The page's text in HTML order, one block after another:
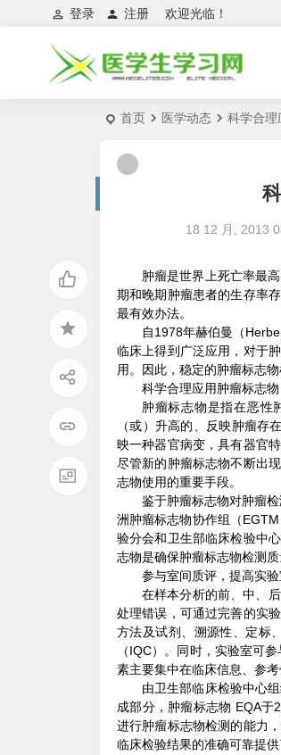
欢迎光临！
登录 注册
首页 医学动态 科学合理
18 12 月, 2013
肿瘤是世界上死亡率最
期和晚期肿瘤患者的生存率
最有效办法。
自1978年赫伯曼（
临床上得到广泛应用，对于
用。因此，稳定的肿瘤标志
科学合理应用肿瘤标志
肿瘤标志物是指在恶性
（或）升高的、反映肿瘤存
映一种器官病变，具有器官
尽管新的肿瘤标志物不断出
志物使用的重要手段。
鉴于肿瘤标志物对肿瘤
洲肿瘤标志物协作组（
验分会和卫生部临床检验中
志物是确保肿瘤标志物检测质
参与室间质评，提高实
在样本分析的前、中、
处理错误，可通过完善的实
方法及试剂、溯源性、定标
（IQC）。同时，实验室可
素主要集中在临床信息、参
由卫生部临床检验中心
成部分，肿瘤标志物 EQA于
进行肿瘤标志物检测的能力
临床检验结果的准确可靠提供